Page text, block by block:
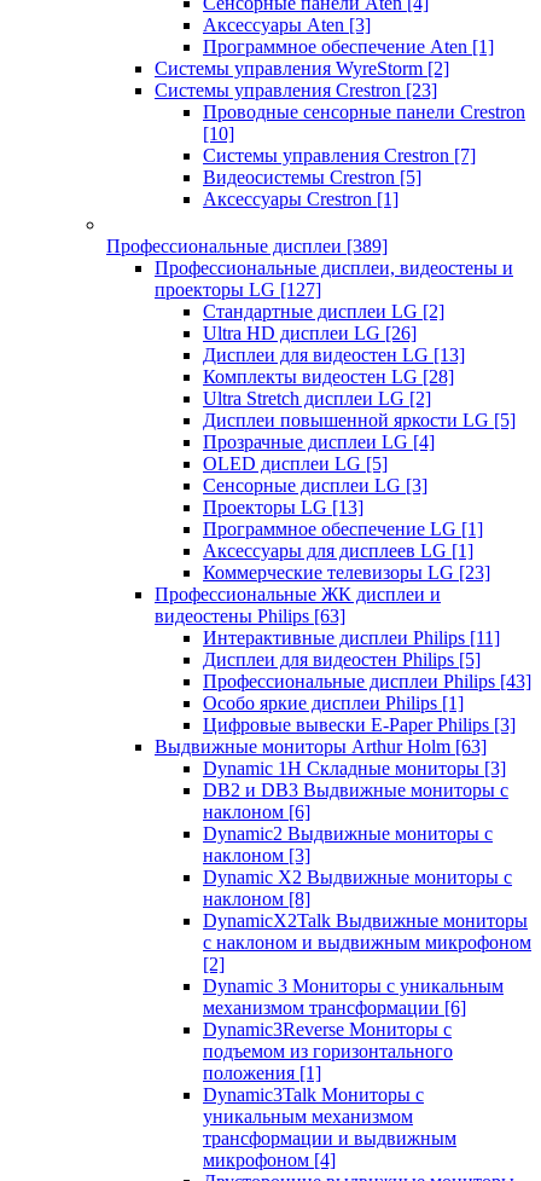
Аксессуары Aten [3]
Программное обеспечение Aten [1]
Системы управления WyreStorm [2]
Системы управления Crestron [23]
Проводные сенсорные панели Crestron
[10]
Системы управления Crestron [7]
Видеосистемы Crestron [5]
Аксессуары Crestron [1]
Профессиональные дисплеи [389]
Профессиональные дисплеи, видеостены и
проекторы LG [127]
Стандартные дисплеи LG [2]
Ultra HD дисплеи LG [26]
Дисплеи для видеостен LG [13]
Комплекты видеостен LG [28]
Ultra Stretch дисплеи LG [2]
Дисплеи повышенной яркости LG [5]
Прозрачные дисплеи LG [4]
OLED дисплеи LG [5]
Сенсорные дисплеи LG [3]
Проекторы LG [13]
Программное обеспечение LG [1]
Аксессуары для дисплеев LG [1]
Коммерческие телевизоры LG [23]
Профессиональные ЖК дисплеи и
видеостены Philips [63]
Интерактивные дисплеи Philips [11]
Дисплеи для видеостен Philips [5]
Профессиональные дисплеи Philips [43]
Особо яркие дисплеи Philips [1]
Цифровые вывески E-Paper Philips [3]
Выдвижные мониторы Arthur Holm [63]
Dynamic 1Н Складные мониторы [3]
DB2 и DB3 Выдвижные мониторы с
наклоном [6]
Dynamic2 Выдвижные мониторы с
наклоном [3]
Dynamic X2 Выдвижные мониторы с
наклоном [8]
DynamicX2Talk Выдвижные мониторы
с наклоном и выдвижным микрофоном
[2]
Dynamic 3 Мониторы с уникальным
механизмом трансформации [6]
Dynamic3Reverse Мониторы с
подъемом из горизонтального
положения [1]
Dynamic3Talk Мониторы с
уникальным механизмом
трансформации и выдвижным
микрофоном [4]